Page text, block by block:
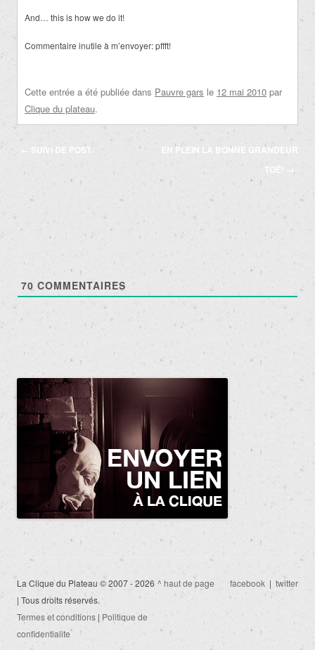
And… this is how we do it!
Commentaire inutile à m’envoyer: pffft!
Cette entrée a été publiée dans Pauvre gars le 12 mai 2010 par
Clique du plateau.
Navigation
des
← SUIVI DE POST.
EN PLEIN LA BONNE GRANDEUR
TOÉ!
→
70 COMMENTAIRES
La Clique du Plateau © 2007 - 2026
| Tous droits réservés.
Termes et conditions | Politique de
confidentialite
^ haut de page facebook | twitter